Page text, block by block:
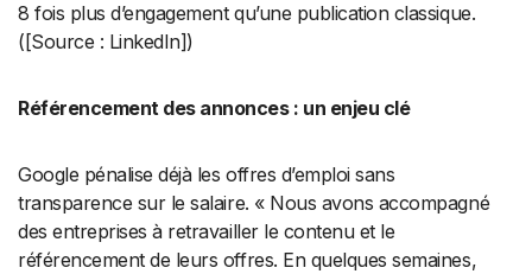
8 fois plus d’engagement qu’une publication classique.
([Source : LinkedIn])
Référencement des annonces : un enjeu clé
Google pénalise déjà les offres d’emploi sans
transparence sur le salaire. « Nous avons accompagné
des entreprises à retravailler le contenu et le
référencement de leurs offres. En quelques semaines,